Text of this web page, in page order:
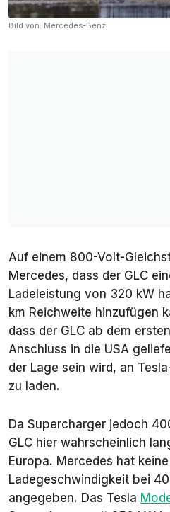
Bild von: Mercedes-Benz
Auf einem 800-Volt-
Mercedes, dass der GLC
Ladeleistung von 320 kW
km Reichweite hinzufügen
dass der GLC ab dem
Anschluss in die USA
der Lage sein wird, an
zu laden.
Da Supercharger jedoch
GLC hier wahrscheinlich
Europa. Mercedes hat
Ladegeschwindigkeit bei
angegeben. Das Tesla